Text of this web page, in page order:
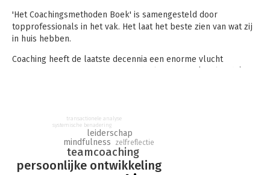
'Het Coachingsmethoden Boek' is samengesteld door
topprofessionals in het vak. Het laat het beste zien van wat zij
in huis hebben.
Coaching heeft de laatste decennia een enorme vlucht
nieuwere coachingsmethoden. Wie zich wil verdiepen in
coaching heeft met dit boek een parel in handen.
'Het Coachingsmethoden Boek' is door zijn toegankelijkheid,
opzet en handige indexen op meerdere manieren te gebruiken.
persoonlijke ontwikkeling
teamcoaching
mindfulness
leiderschap
zelfreflectie
systemische benadering
transactionele analyse